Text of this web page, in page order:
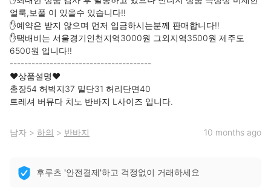
얼룩,보풀 이 있을수 있습니다!!
✋예약은 받지 않으며 먼저 입금하시는분께 판매합니다!!
✋택배비는 서울경기인천지역3000원 그외지역3500원 제주도
6500원 입니다!!
---------------------------------------
❤상품설명❤
총장54 허벅지37 밑단31 허리단면40
트레셔 버뮤다 치노 반바지 L사이즈 입니다.
남자 > 하의 > 반바지 10 months ago
후루츠 '안전결제'하고 걱정없이 거래하세요